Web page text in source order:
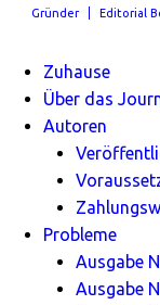
Gründer Editorial
Zuhause
Über das
Autoren
Probleme
Ausgabe
Ausgabe